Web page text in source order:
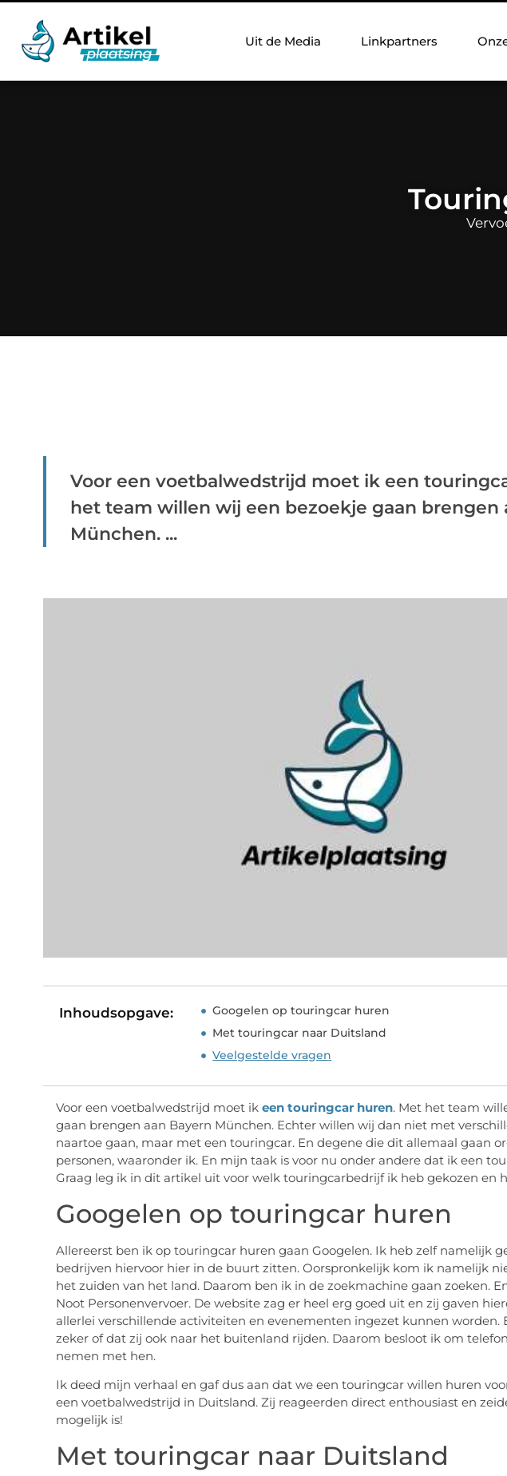
Uit de Media Linkpartners
Voor een voetbalwedstrijd moet ik een
het team willen wij een bezoekje gaan brengen
München. ...
Inhoudsopgave:
Googelen op touringcar huren
Met touringcar naar Duitsland
Veelgestelde vragen
Voor een voetbalwedstrijd moet ik een touringcar huren. Met het team
gaan brengen aan Bayern München. Echter willen wij dan niet met
naartoe gaan, maar met een touringcar. En degene die dit allemaal gaan
personen, waaronder ik. En mijn taak is voor nu onder andere dat ik een
Graag leg ik in dit artikel uit voor welk touringcarbedrijf ik heb gekozen en
Googelen op touringcar huren
Allereerst ben ik op touringcar huren gaan Googelen. Ik heb zelf namelijk
bedrijven hiervoor hier in de buurt zitten. Oorspronkelijk kom ik namelijk
het zuiden van het land. Daarom ben ik in de zoekmachine gaan zoeken.
Noot Personenvervoer. De website zag er heel erg goed uit en zij gaven
allerlei verschillende activiteiten en evenementen ingezet kunnen worden.
zeker of dat zij ook naar het buitenland rijden. Daarom besloot ik om
nemen met hen.
Ik deed mijn verhaal en gaf dus aan dat we een touringcar willen huren
een voetbalwedstrijd in Duitsland. Zij reageerden direct enthousiast en
mogelijk is!
Met touringcar naar Duitsland